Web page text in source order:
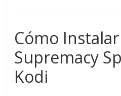
Cómo
Supremacy
Kodi